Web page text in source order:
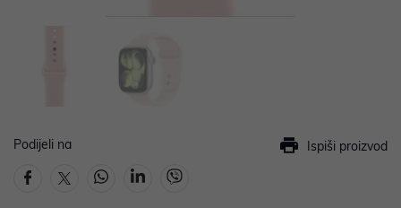
Podijeli na Ispiši proizvod